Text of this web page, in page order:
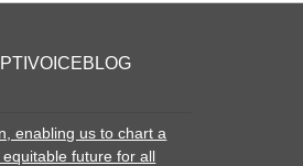
enabling us to chart a
future for all